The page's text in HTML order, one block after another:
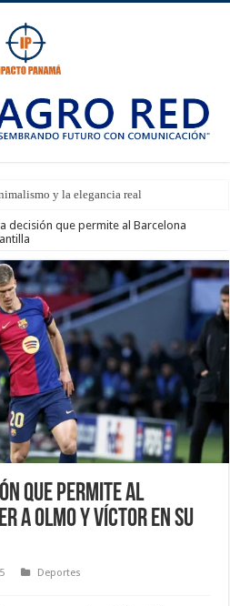
y la elegancia real
decisión que permite al Barcelona
que permite al
a Olmo y Víctor en su
Deportes